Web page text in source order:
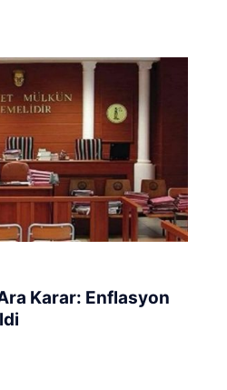
Karar: Enflasyon